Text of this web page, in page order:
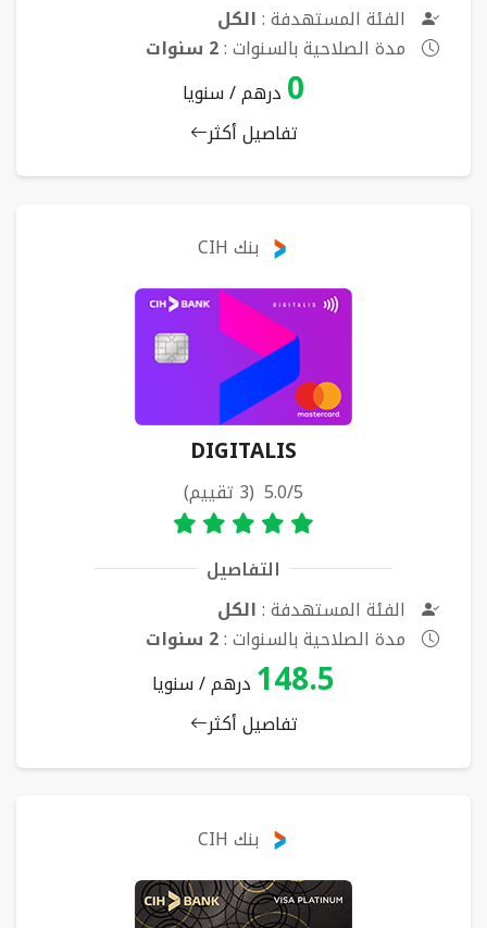
الفئة المستهدفة :الكل
مدة الصلاحية بالسنوات :2 سنوات
0 درهم / سنويا
تفاصيل أكثر
بنك CIH
DIGITALIS
5.0/5 (3 تقييم)
التفاصيل
الفئة المستهدفة :الكل
مدة الصلاحية بالسنوات :2 سنوات
148.5 درهم / سنويا
تفاصيل أكثر
بنك CIH